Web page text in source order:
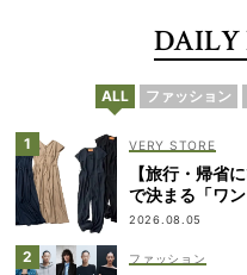
ALL ファッション
VERY STORE
【旅行・帰省
で決まる「ワ
2026.08.05
ファッション